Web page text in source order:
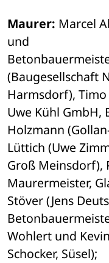
Maurer: Marcel
und
(Baugesellschaft
Harmsdorf), Timo
Uwe Kühl GmbH,
Holzmann
Lüttich (Uwe
Groß Meinsdorf),
Maurermeister,
Stöver (Jens
Wohlert und
Schocker, Süsel);